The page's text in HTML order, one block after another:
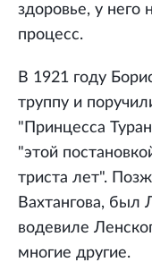
здоровье, у него
процесс.
В 1921 году
труппу и
"Принцесса
"этой
триста лет".
Вахтангова, был
водевиле
многие другие.